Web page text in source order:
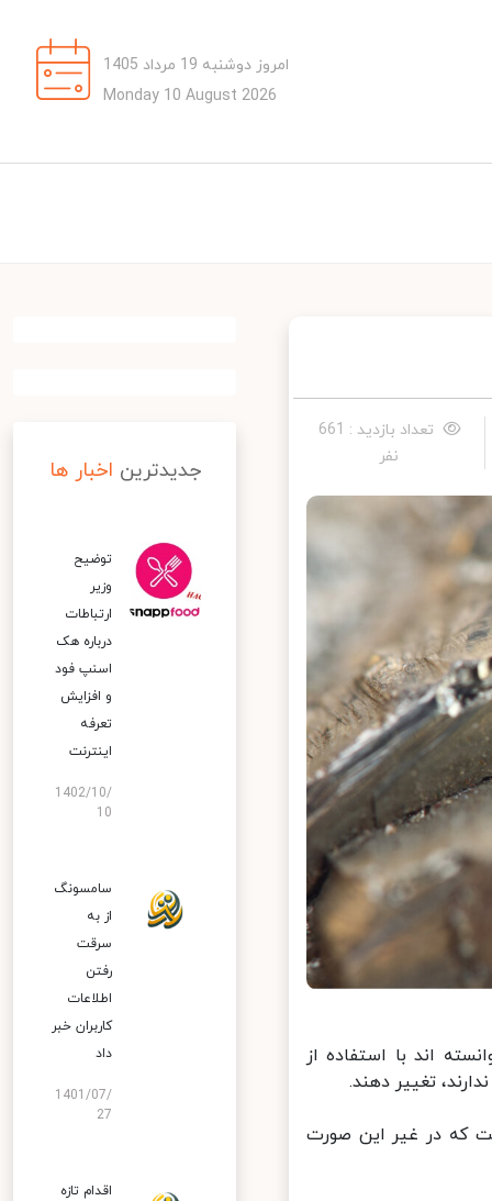
امروز دوشنبه 19 مرداد 1405
Monday 10 August 2026
تعداد بازدید : 661
نفر
اند با استفاده از
تغییر دهند.
که در غیر این صورت
جدیدترین اخبار ها
توضیح
وزیر
ارتباطات
درباره هک
اسنپ‌ فود
و افزایش
تعرفه
اینترنت
1402/10/
10
سامسونگ
از به
سرقت
رفتن
اطلاعات
کاربران خبر
داد
1401/07/
27
اقدام تازه